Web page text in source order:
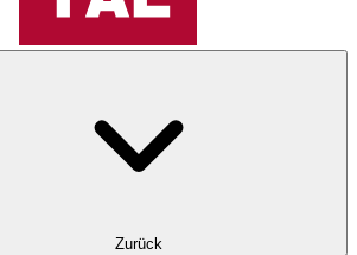
Zurück